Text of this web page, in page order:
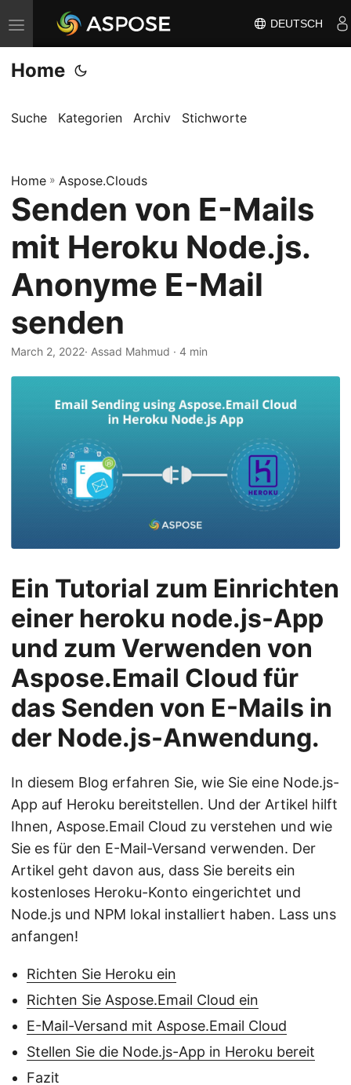
N
a
v
g
i
o
n
u
s
c
h
a
l
DEUTSCH
Home
Suche Kategorien Archiv Stichworte
Home » Aspose.Clouds
Senden von E-Mails
mit Heroku Node.js.
Anonyme E-Mail
senden
March 2, 2022· Assad Mahmud · 4 min
Ein Tutorial zum Einrichten
einer heroku node.js-App
und zum Verwenden von
Aspose.Email Cloud für
das Senden von E-Mails in
der Node.js-Anwendung.
In diesem Blog erfahren Sie, wie Sie eine Node.js-
App auf Heroku bereitstellen. Und der Artikel hilft
Ihnen, Aspose.Email Cloud zu verstehen und wie
Sie es für den E-Mail-Versand verwenden. Der
Artikel geht davon aus, dass Sie bereits ein
kostenloses Heroku-Konto eingerichtet und
Node.js und NPM lokal installiert haben. Lass uns
anfangen!
Richten Sie Heroku ein
Richten Sie Aspose.Email Cloud ein
E-Mail-Versand mit Aspose.Email Cloud
Stellen Sie die Node.js-App in Heroku bereit
Fazit